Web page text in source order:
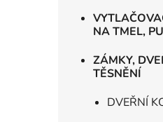
NA TMEL,
ZÁMKY,
TĚSNĚNÍ
DVEŘNÍ